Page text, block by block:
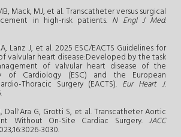
Mack, MJ, et al. Transcatheter versus surgical
in high-risk patients. N Engl J Med.
Lanz J, et al. 2025 ESC/EACTS Guidelines for
valvular heart disease:Developed by the task
of valvular heart disease of the
of Cardiology (ESC) and the European
Thoracic Surgery (EACTS). Eur Heart J.
Dall'Ara G, Grotti S, et al. Transcatheter Aortic
Without On-Site Cardiac Surgery. JACC
3030.